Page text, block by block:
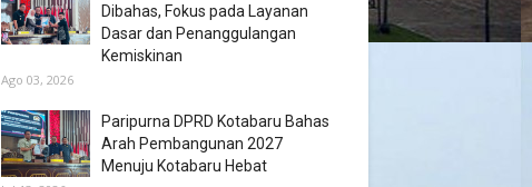
Dibahas, Fokus pada Layanan
Dasar dan Penanggulangan
Kemiskinan
Ago 03, 2026
Paripurna DPRD Kotabaru Bahas
Arah Pembangunan 2027
Menuju Kotabaru Hebat